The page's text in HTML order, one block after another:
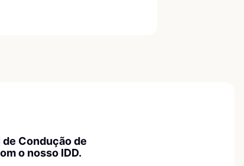
Condução de
o nosso IDD.